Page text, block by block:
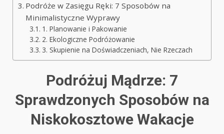
Podróże w Zasięgu Ręki: 7 Sposobów na
Minimalistyczne Wyprawy
1. Planowanie i Pakowanie
2. Ekologiczne Podróżowanie
3. Skupienie na Doświadczeniach, Nie Rzeczach
Podróżuj Mądrze: 7
Sprawdzonych Sposobów na
Niskokosztowe Wakacje